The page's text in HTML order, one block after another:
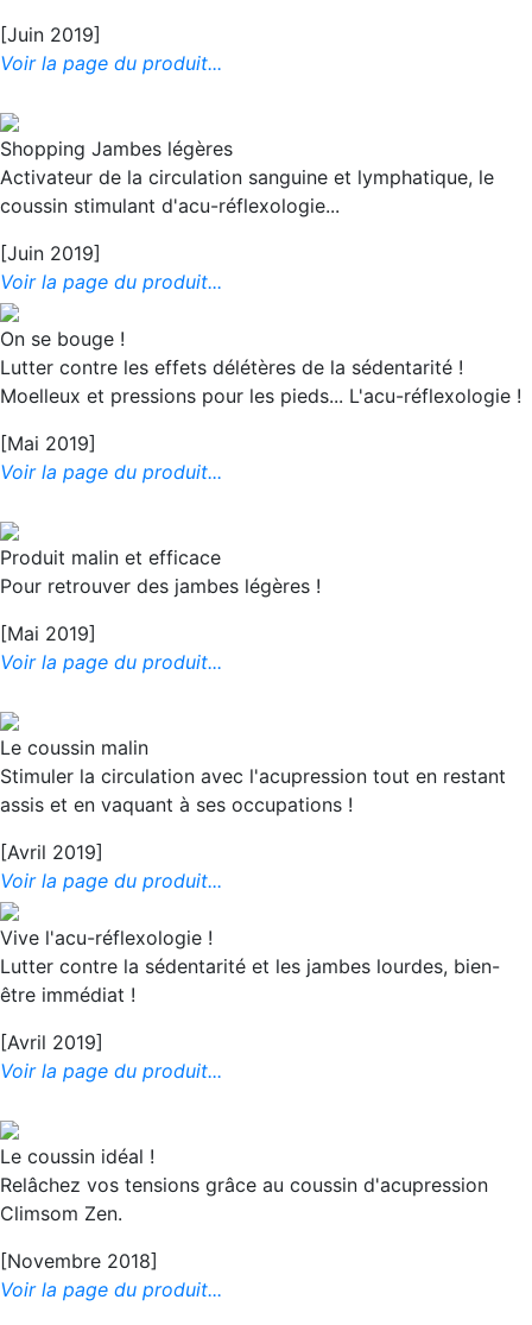
[Juin 2019]
Voir la page du produit...
Shopping Jambes légères
Activateur de la circulation sanguine et lymphatique, le
coussin stimulant d'acu-réflexologie...
[Juin 2019]
Voir la page du produit...
On se bouge !
Lutter contre les effets délétères de la sédentarité !
Moelleux et pressions pour les pieds... L'acu-réflexologie !
[Mai 2019]
Voir la page du produit...
Produit malin et efficace
Pour retrouver des jambes légères !
[Mai 2019]
Voir la page du produit...
Le coussin malin
Stimuler la circulation avec l'acupression tout en restant
assis et en vaquant à ses occupations !
[Avril 2019]
Voir la page du produit...
Vive l'acu-réflexologie !
Lutter contre la sédentarité et les jambes lourdes, bien-
être immédiat !
[Avril 2019]
Voir la page du produit...
Le coussin idéal !
Relâchez vos tensions grâce au coussin d'acupression
Climsom Zen.
[Novembre 2018]
Voir la page du produit...